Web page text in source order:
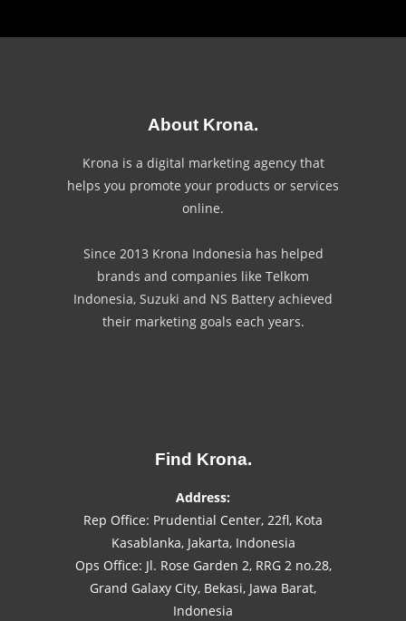
About Krona.
Krona is a digital marketing agency that
helps you promote your products or services
online.
Since 2013 Krona Indonesia has helped
brands and companies like Telkom
Indonesia, Suzuki and NS Battery achieved
their marketing goals each years.
Find Krona.
Address:
Rep Office: Prudential Center, 22fl, Kota
Kasablanka, Jakarta, Indonesia
Ops Office: Jl. Rose Garden 2, RRG 2 no.28,
Grand Galaxy City, Bekasi, Jawa Barat,
Indonesia